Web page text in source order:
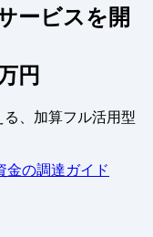
ービスを開
円
、加算フル活用型
金の調達ガイド